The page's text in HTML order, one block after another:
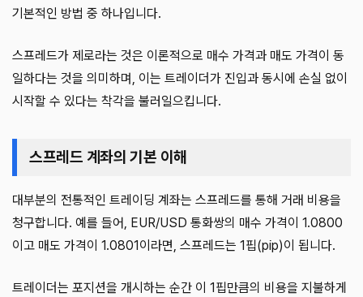
기본적인 방법 중 하나입니다.
스프레드가 제로라는 것은 이론적으로 매수 가격과 매도 가격이 동
일하다는 것을 의미하며, 이는 트레이더가 진입과 동시에 손실 없이
시작할 수 있다는 착각을 불러일으킵니다.
스프레드 계좌의 기본 이해
대부분의 전통적인 트레이딩 계좌는 스프레드를 통해 거래 비용을
청구합니다. 예를 들어, EUR/USD 통화쌍의 매수 가격이 1.0800
이고 매도 가격이 1.0801이라면, 스프레드는 1핍(pip)이 됩니다.
트레이더는 포지션을 개시하는 순간 이 1핍만큼의 비용을 지불하게